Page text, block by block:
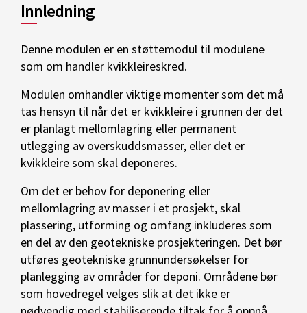
Innledning
Denne modulen er en støttemodul til modulene
som om handler kvikkleireskred.
Modulen omhandler viktige momenter som det må
tas hensyn til når det er kvikkleire i grunnen der det
er planlagt mellomlagring eller permanent
utlegging av overskuddsmasser, eller det er
kvikkleire som skal deponeres.
Om det er behov for deponering eller
mellomlagring av masser i et prosjekt, skal
plassering, utforming og omfang inkluderes som
en del av den geotekniske prosjekteringen. Det bør
utføres geotekniske grunnundersøkelser for
planlegging av områder for deponi. Områdene bør
som hovedregel velges slik at det ikke er